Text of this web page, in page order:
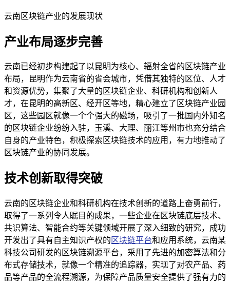
云南区块链产业的发展现状
产业布局逐步完善
云南已经初步构建起了以昆明为核心、辐射全省的区块链产业
布局，昆明作为云南省的省会城市，凭借其独特的区位、人才
和资源优势，集聚了大量的区块链企业、科研机构和创新人
才，在昆明的高新区、经开区等地，精心建立了区块链产业园
区，这些园区就像一个个强大的磁场，吸引了一批国内外知名
的区块链企业纷纷入驻，玉溪、大理、丽江等州市也充分结合
自身的产业特色，积极探索区块链技术的应用，有力地推动了
区块链产业的协同发展。
技术创新取得突破
云南的区块链企业和科研机构在技术创新的道路上奋勇前行，
取得了一系列令人瞩目的成果，一些企业在区块链底层技术、
共识算法、智能合约等关键领域开展了深入细致的研究，成功
开发出了具有自主知识产权的 区块链平台和应用系统，云南某
科技公司研发的区块链溯源平台，采用了先进的加密算法和分
布式存储技术，就像一个精准的追踪器，实现了对农产品、药
品等产品的全流程溯源，为保障产品质量安全提供了强有力的